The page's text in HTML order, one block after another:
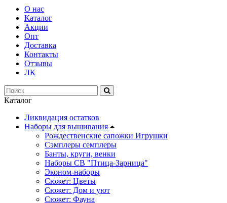
О нас
Каталог
Акции
Опт
Доставка
Контакты
Отзывы
ЛК
Каталог
Ликвидация остатков
Наборы для вышивания
Рождественские сапожки Игрушки
Сэмплеры семплеры
Банты, круги, венки
Наборы СВ "Птица-Зарница"
Эконом-наборы
Сюжет: Цветы
Сюжет: Дом и уют
Сюжет: Фауна